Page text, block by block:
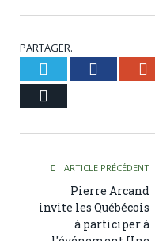
PARTAGER.
Twitter Facebook
ARTICLE PRÉCÉDENT
Pierre Arcand
invite les Québécois
à participer à